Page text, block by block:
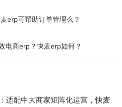
erp可帮助订单管理么？
电商erp？快麦erp如何？
适配中大商家矩阵化运营，快麦